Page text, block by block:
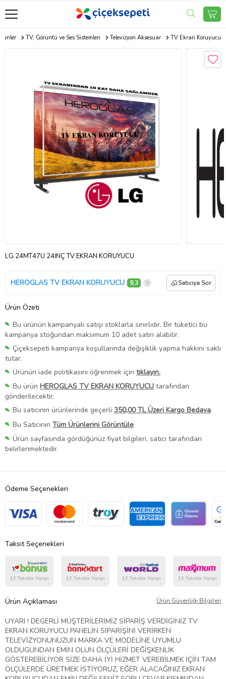
TV, Görüntü ve Ses Sistemleri Televizyon Aksesuar TV Ekran Koruyucu
LG 24MT47U 24İNÇ TV EKRAN KORUYUCU
HEROGLAS TV EKRAN KORUYUCU 9,3 Satıcıya Sor
Ürün Özeti
Bu ürünün kampanyalı satışı stoklarla sınırlıdır. Bir tüketici bu
kampanya stoğundan maksimum 10 adet satın alabilir.
Çiçeksepeti kampanya koşullarında değişiklik yapma hakkını saklı
tutar.
Ürünün iade politikasını öğrenmek için tıklayın.
Bu ürün HEROGLAS TV EKRAN KORUYUCU tarafından
gönderilecektir.
Bu satıcının ürünlerinde geçerli 350,00 TL Üzeri Kargo Bedava
Bu Satıcının Tüm Ürünlerini Görüntüle
Ürün sayfasında gördüğünüz fiyat bilgileri, satıcı tarafından
belirlenmektedir.
Ödeme Seçenekleri
Taksit Seçenekleri
Ürün Açıklaması Ürün Güvenliği Bilgileri
UYARI ! DEGERLİ MÜŞTERİLERİMİZ SİPARİŞ VERDİGİNİZ TV
EKRAN KORUYUCU PANELİN SİPARİŞİNİ VERİRKEN
TELEVİZYONUNUZUN MARKA VE MODELİNE UYUMLU
OLDUGUNDAN EMİN OLUN ÖLÇÜLERİ DEĞİŞKENLİK
GÖSTEREBİLİYOR SİZE DAHA İYİ HİZMET VEREBİLMEK İÇİN TAM
ÖLÇÜLERDE ÜRETMEK İSTİYORUZ, EĞER ALACAĞINIZ EKRAN